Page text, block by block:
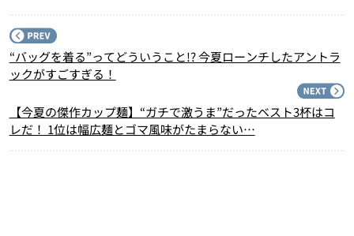
“バッグを着る”ってどういうこと!? 今夏ローンチしたアントラ
ックがすごすぎる！
【今夏の傑作カップ麺】“ガチで激うま”だったベスト3杯はコ
レだ！ 1位は幅広麺とゴマ風味がたまらない…